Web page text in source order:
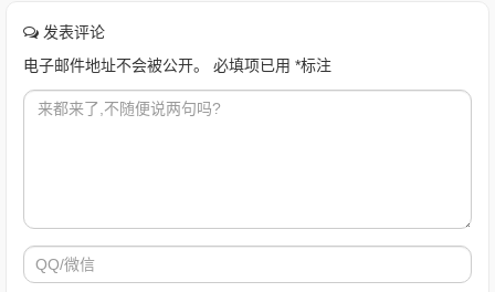
发表评论
电子邮件地址不会被公开。
必填项已用 *标注